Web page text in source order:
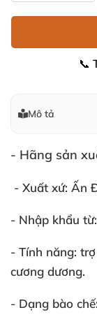
📞
Mô tả
- Hãng sản
- Xuất xứ: Ấn
- Nhập khẩu từ:
- Tính năng:
cương dương.
- Dạng bào chế: